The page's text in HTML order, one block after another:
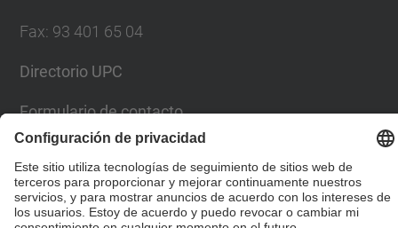
Fax: 93 401 65 04
Directorio UPC
Formulario de contacto
© UPCEscuela Técnica Superior de Ingenieros de Caminos,